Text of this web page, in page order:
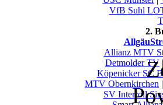
VfB Suhl
2.
Allianz MTV
Detmolder TV
Köpenicker SC
MTV Obernkirchen
SV Interroll